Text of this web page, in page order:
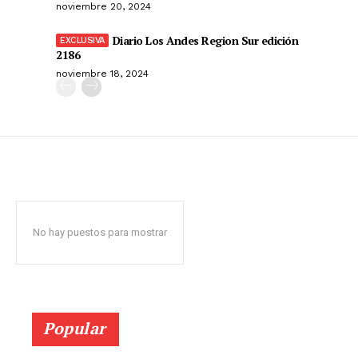
noviembre 20, 2024
Diario Los Andes Region Sur edición
2186
noviembre 18, 2024
No hay puestos para mostrar
Popular